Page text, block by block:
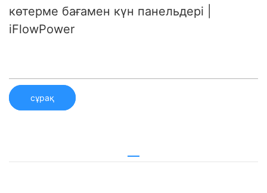
көтерме бағамен күн панельдері |
iFlowPower
сұрақ